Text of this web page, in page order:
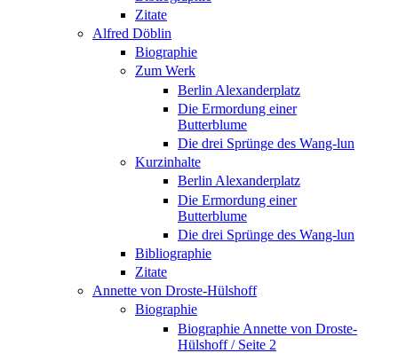
Zitate
Alfred Döblin
Biographie
Zum Werk
Berlin Alexanderplatz
Die Ermordung einer
Butterblume
Die drei Sprünge des Wang-lun
Kurzinhalte
Berlin Alexanderplatz
Die Ermordung einer
Butterblume
Die drei Sprünge des Wang-lun
Bibliographie
Zitate
Annette von Droste-Hülshoff
Biographie
Biographie Annette von Droste-
Hülshoff / Seite 2